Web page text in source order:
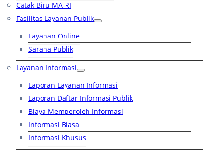
Catak Biru MA-RI
Fasilitas Layanan Publik
Layanan Online
Sarana Publik
Layanan Informasi
Laporan Layanan Informasi
Laporan Daftar Informasi Publik
Biaya Memperoleh Informasi
Informasi Biasa
Informasi Khusus